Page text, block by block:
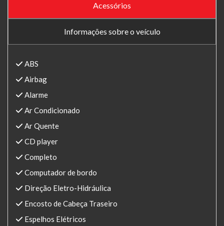
Acessórios
Informações sobre o veículo
ABS
Airbag
Alarme
Ar Condicionado
Ar Quente
CD player
Completo
Computador de bordo
Direção Eletro-Hidráulica
Encosto de Cabeça Traseiro
Espelhos Elétricos